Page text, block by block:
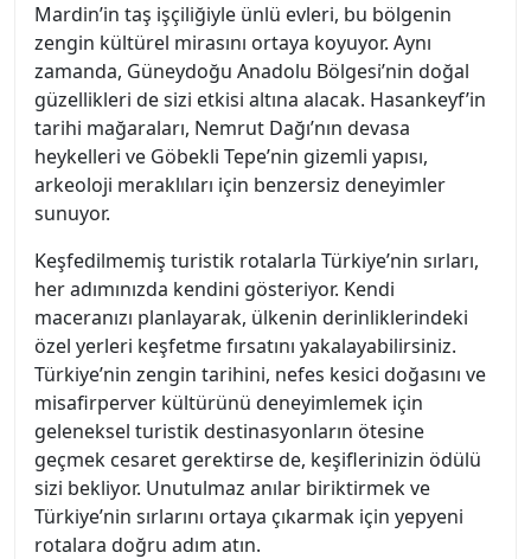
Mardin’in taş işçiliğiyle ünlü evleri, bu bölgenin
zengin kültürel mirasını ortaya koyuyor. Aynı
zamanda, Güneydoğu Anadolu Bölgesi’nin doğal
güzellikleri de sizi etkisi altına alacak. Hasankeyf’in
tarihi mağaraları, Nemrut Dağı’nın devasa
heykelleri ve Göbekli Tepe’nin gizemli yapısı,
arkeoloji meraklıları için benzersiz deneyimler
sunuyor.
Keşfedilmemiş turistik rotalarla Türkiye’nin sırları,
her adımınızda kendini gösteriyor. Kendi
maceranızı planlayarak, ülkenin derinliklerindeki
özel yerleri keşfetme fırsatını yakalayabilirsiniz.
Türkiye’nin zengin tarihini, nefes kesici doğasını ve
misafirperver kültürünü deneyimlemek için
geleneksel turistik destinasyonların ötesine
geçmek cesaret gerektirse de, keşiflerinizin ödülü
sizi bekliyor. Unutulmaz anılar biriktirmek ve
Türkiye’nin sırlarını ortaya çıkarmak için yepyeni
rotalara doğru adım atın.